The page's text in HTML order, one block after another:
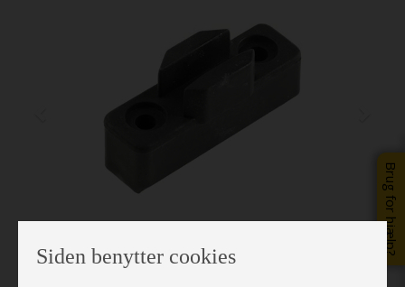
Brug for hjælp?
Siden benytter cookies